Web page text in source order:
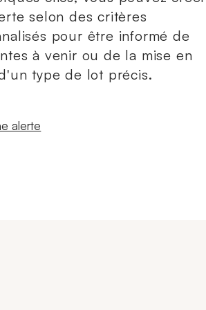
selon des critères
pour être informé de
à venir ou de la mise en
type de lot précis.
fenêtre
alerte